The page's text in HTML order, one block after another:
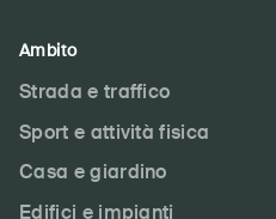
Ambito
Strada e traffico
Sport e attività fisica
Casa e giardino
Edifici e impianti